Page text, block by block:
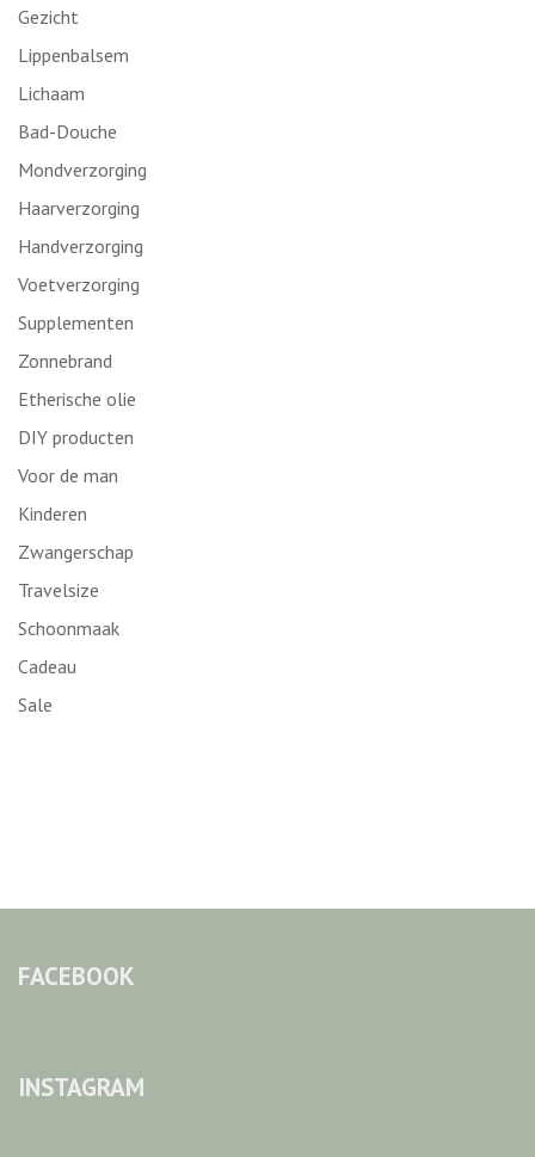
Gezicht
Lippenbalsem
Lichaam
Bad-Douche
Mondverzorging
Haarverzorging
Handverzorging
Voetverzorging
Supplementen
Zonnebrand
Etherische olie
DIY producten
Voor de man
Kinderen
Zwangerschap
Travelsize
Schoonmaak
Cadeau
Sale
FACEBOOK
INSTAGRAM